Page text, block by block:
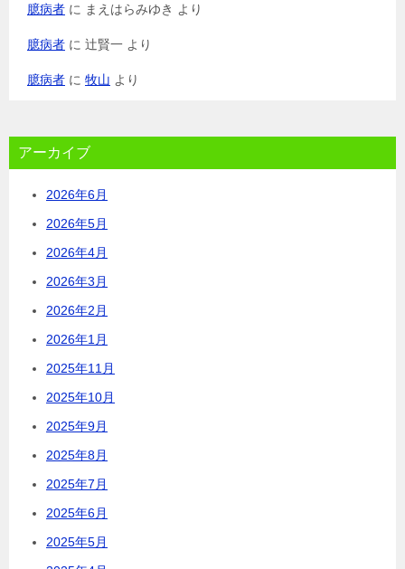
臆病者 に まえはらみゆき より
臆病者 に 辻賢一 より
臆病者 に 牧山 より
アーカイブ
2026年6月
2026年5月
2026年4月
2026年3月
2026年2月
2026年1月
2025年11月
2025年10月
2025年9月
2025年8月
2025年7月
2025年6月
2025年5月